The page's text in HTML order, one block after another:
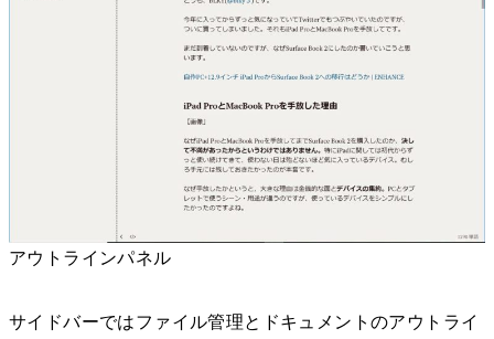
アウトラインパネル
サイドバーではファイル管理とドキュメントのアウトライ